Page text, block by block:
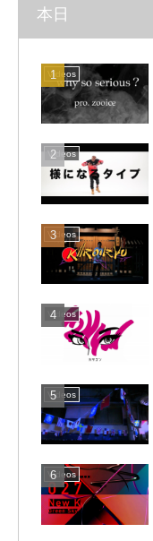
本日
Videos
Videos
Videos
Videos
Videos
Videos